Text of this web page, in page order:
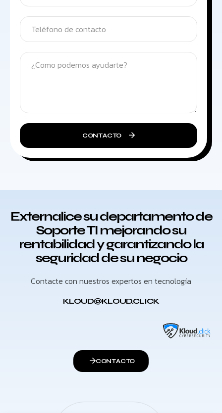
CONTACTO
Externalice su departamento de
Soporte TI mejorando su
rentabilidad y garantizando la
seguridad de su negocio
Contacte con nuestros expertos en tecnología
KLOUD@KLOUD.CLICK
CONTACTO